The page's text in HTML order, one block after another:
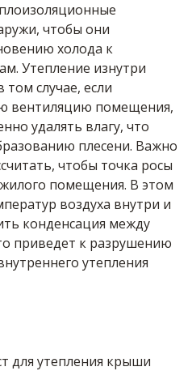
чтобы они
холода к
Утепление изнутри
случае, если
вентиляцию помещения,
удалять влагу, что
плесени. Важно
чтобы точка росы
помещения. В этом
воздуха внутри и
конденсация между
приведет к разрушению
утепления
для утепления крыши